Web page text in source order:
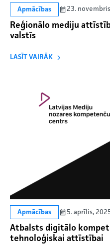
Apmācības 23.
Reģionālo mediju
valstīs
LASĪT VAIRĀK
Apmācības 5. aprīlis,
Atbalsts digitālo
tehnoloģiskai attīstībai